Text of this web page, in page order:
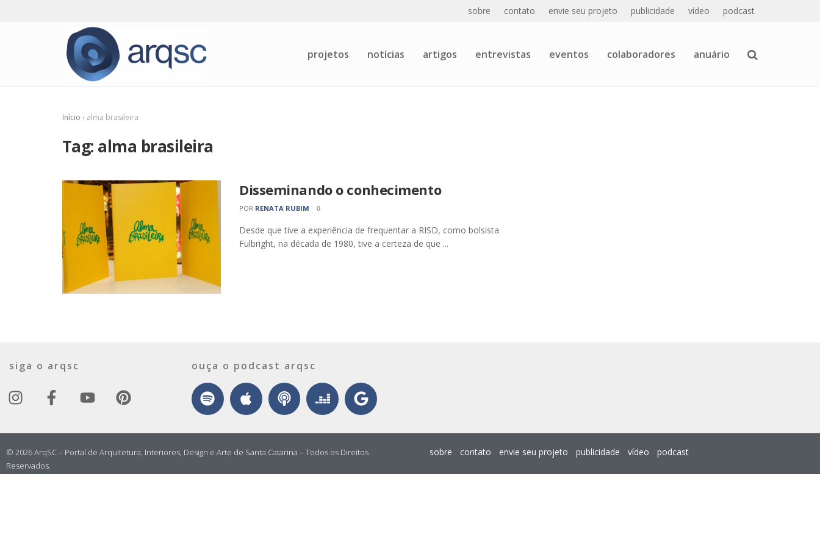
sobre contato envie seu projeto publicidade vídeo podcast
projetos notícias artigos entrevistas eventos colaboradores anuário
Início › alma brasileira
Tag: alma brasileira
Disseminando o conhecimento
POR RENATA RUBIM 0
Desde que tive a experiência de frequentar a RISD, como bolsista
Fulbright, na década de 1980, tive a certeza de que ...
siga o arqsc ouça o podcast arqsc
© 2026 ArqSC – Portal de Arquitetura, Interiores, Design e Arte de Santa Catarina – Todos os Direitos
Reservados.
sobre contato envie seu projeto publicidade vídeo podcast